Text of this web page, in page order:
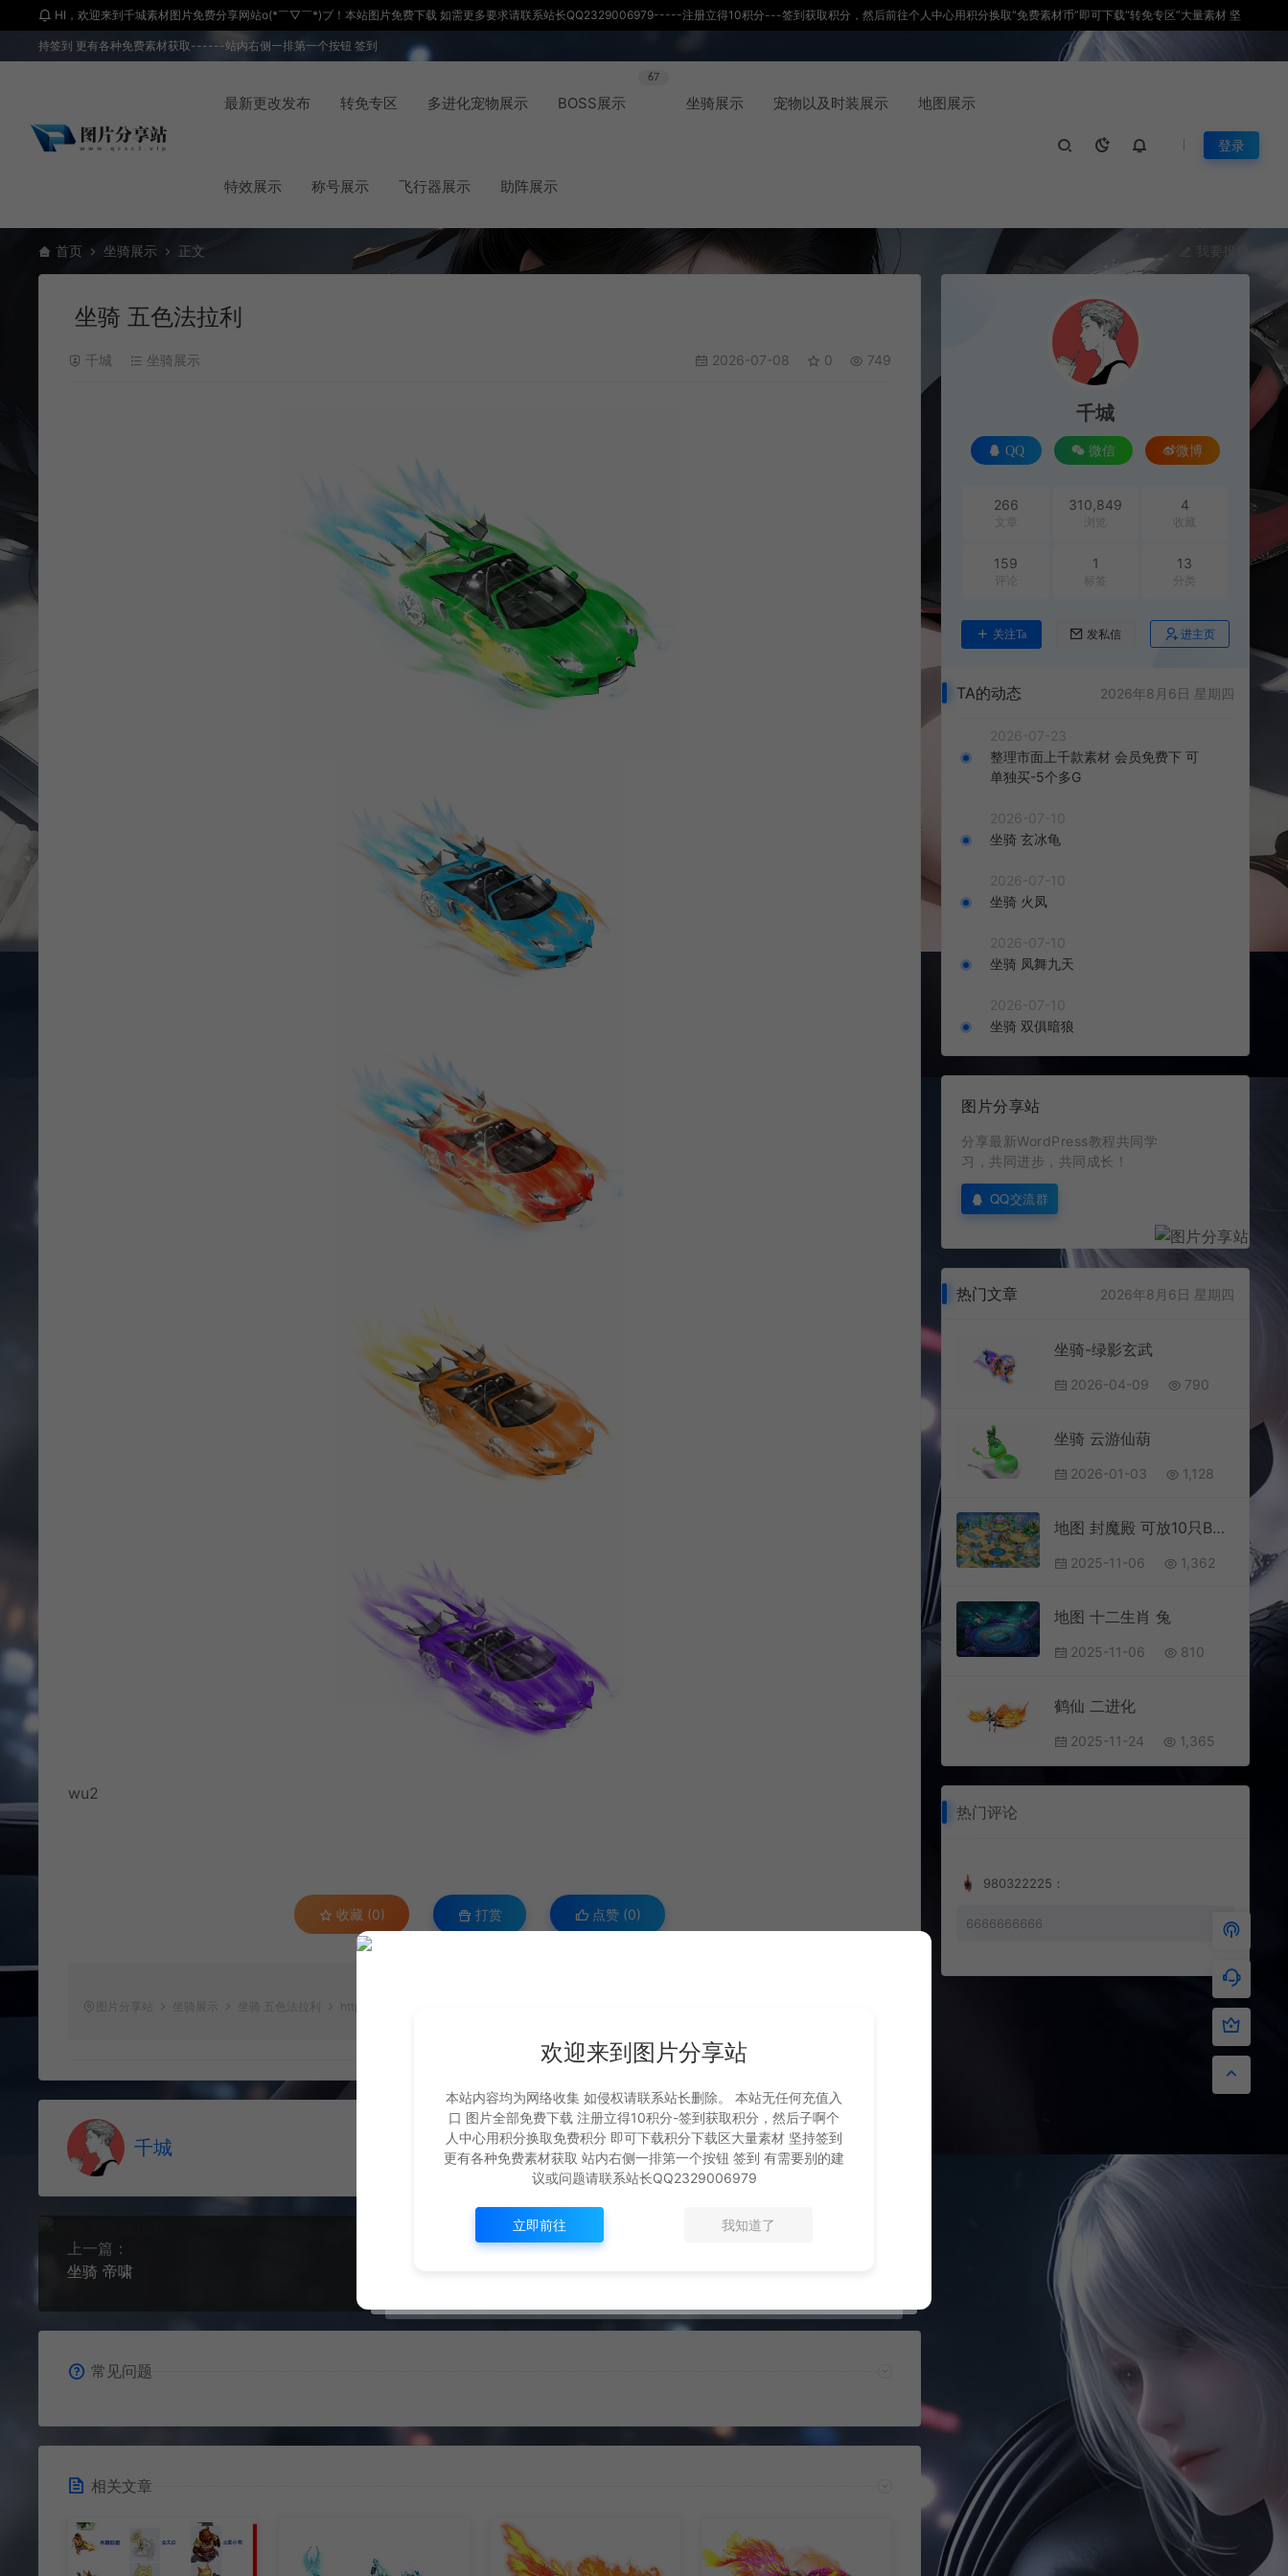
HI，欢迎来到千城素材图片免费分享网站o(*￣▽￣*)ブ！本站图片免费下载 如需更多要求请联系站长QQ2329006979-----注册立得10积分---签到获取积分，然后前往个人中心用积分换取“免费素材币”即可下载“转免专区”大量素材 坚
持签到 更有各种免费素材获取------站内右侧一排第一个按钮 签到
最新更改发布 转免专区 多进化宠物展示 BOSS展示
67
坐骑展示 宠物以及时装展示 地图展示
特效展示 称号展示 飞行器展示 助阵展示
登录
首页 坐骑展示 正文 我要投稿
坐骑 五色法拉利
千城 坐骑展示 2026-07-08 0 749
wu2
收藏 (0) 打赏 点赞 (0)
图片分享站 坐骑展示 坐骑 五色法拉利 https://www.qcsc1.vip/1245.html
千城 生成海报 复制本文链接
上一篇：
坐骑 帝啸
下一篇：
常见问题
相关文章
千城
QQ 微信 微博
266
文章
310,849
浏览
4
收藏
159
评论
1
标签
13
分类
关注Ta 发私信 进主页
TA的动态 2026年8月6日 星期四
2026-07-23
整理市面上千款素材 会员免费下 可
单独买-5个多G
2026-07-10
坐骑 玄冰龟
2026-07-10
坐骑 火凤
2026-07-10
坐骑 凤舞九天
2026-07-10
坐骑 双俱暗狼
图片分享站
分享最新WordPress教程共同学
习，共同进步，共同成长！
QQ交流群
热门文章 2026年8月6日 星期四
坐骑-绿影玄武
2026-04-09 790
坐骑 云游仙葫
2026-01-03 1,128
地图 封魔殿 可放10只BOSS
2025-11-06 1,362
地图 十二生肖 兔
2025-11-06 810
鹤仙 二进化
2025-11-24 1,365
热门评论
980322225：
6666666666
欢迎来到图片分享站
本站内容均为网络收集 如侵权请联系站长删除。 本站无任何充值入
口 图片全部免费下载 注册立得10积分-签到获取积分，然后子啊个
人中心用积分换取免费积分 即可下载积分下载区大量素材 坚持签到
更有各种免费素材获取 站内右侧一排第一个按钮 签到 有需要别的建
议或问题请联系站长QQ2329006979
立即前往 我知道了